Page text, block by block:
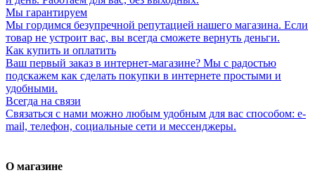
Мы гарантируем
Мы гордимся безупречной репутацией нашего магазина. Если
товар не устроит вас, вы всегда сможете вернуть деньги.
Как купить и оплатить
Ваш первый заказ в интернет-магазине? Мы с радостью
подскажем как сделать покупки в интернете простыми и
удобными.
Всегда на связи
Связаться с нами можно любым удобным для вас способом: e-
mail, телефон, социальные сети и мессенджеры.
О магазине